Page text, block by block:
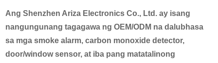
Ang Shenzhen Ariza Electronics Co., Ltd. ay isang
nangungunang tagagawa ng OEM/ODM na dalubhasa
sa mga smoke alarm, carbon monoxide detector,
door/window sensor, at iba pang matatalinong